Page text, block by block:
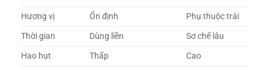
Hương vị
Ổn định
Phụ thuộc trái
Thời gian
Dùng liền
Sơ chế lâu
Hao hụt
Thấp
Cao